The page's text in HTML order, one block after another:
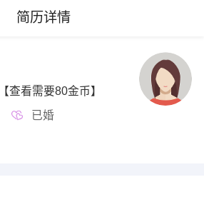
简历详情
【查看需要80金币】
已婚